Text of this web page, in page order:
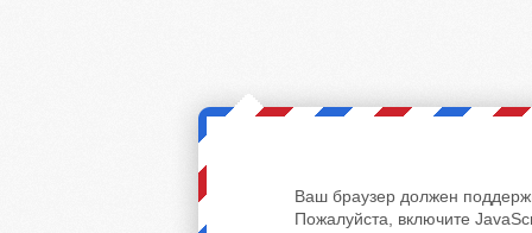
Ваш браузер должен
Пожалуйста, включите